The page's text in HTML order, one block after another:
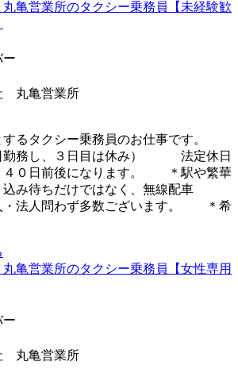
亀営業所のタクシー乗務員【未経験歓
ー
丸亀営業所
するタクシー乗務員のお仕事です。
勤務し、３日目は休み） 法定休日
４０日前後になります。 ＊駅や繁華
込み待ちだけではなく、無線配車
・法人問わず多数ございます。 ＊希
亀営業所のタクシー乗務員【女性専用
ー
丸亀営業所